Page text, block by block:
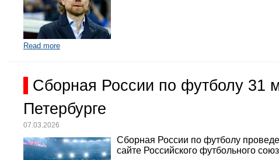
Read more
Сборная России по футболу 31
Петербурге
07.03.2026
Сборная России по футболу
сайте Российского футбольного